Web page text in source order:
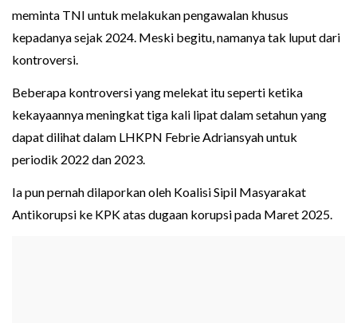
meminta TNI untuk melakukan pengawalan khusus
kepadanya sejak 2024. Meski begitu, namanya tak luput dari
kontroversi.
Beberapa kontroversi yang melekat itu seperti ketika
kekayaannya meningkat tiga kali lipat dalam setahun yang
dapat dilihat dalam LHKPN Febrie Adriansyah untuk
periodik 2022 dan 2023.
Ia pun pernah dilaporkan oleh Koalisi Sipil Masyarakat
Antikorupsi ke KPK atas dugaan korupsi pada Maret 2025.